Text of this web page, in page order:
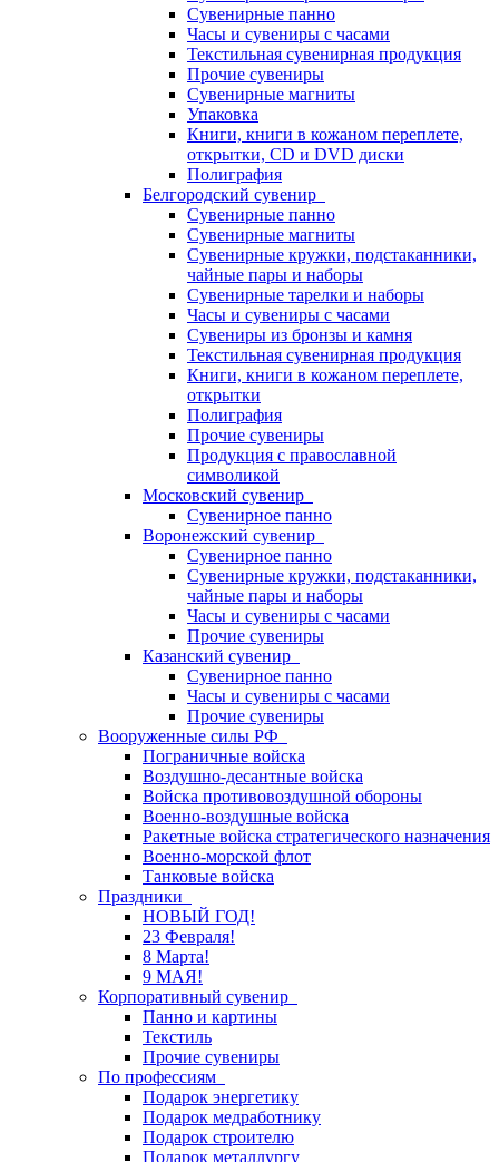
Сувенирные панно
Часы и сувениры с часами
Текстильная сувенирная продукция
Прочие сувениры
Сувенирные магниты
Упаковка
Книги, книги в кожаном переплете,
открытки, CD и DVD диски
Полиграфия
Белгородский сувенир
Сувенирные панно
Сувенирные магниты
Сувенирные кружки, подстаканники,
чайные пары и наборы
Сувенирные тарелки и наборы
Часы и сувениры с часами
Сувениры из бронзы и камня
Текстильная сувенирная продукция
Книги, книги в кожаном переплете,
открытки
Полиграфия
Прочие сувениры
Продукция с православной
символикой
Московский сувенир
Сувенирное панно
Воронежский сувенир
Сувенирное панно
Сувенирные кружки, подстаканники,
чайные пары и наборы
Часы и сувениры с часами
Прочие сувениры
Казанский сувенир
Сувенирное панно
Часы и сувениры с часами
Прочие сувениры
Вооруженные силы РФ
Пограничные войска
Воздушно-десантные войска
Войска противовоздушной обороны
Военно-воздушные войска
Ракетные войска стратегического назначения
Военно-морской флот
Танковые войска
Праздники
НОВЫЙ ГОД!
23 Февраля!
8 Марта!
9 МАЯ!
Корпоративный сувенир
Панно и картины
Текстиль
Прочие сувениры
По профессиям
Подарок энергетику
Подарок медработнику
Подарок строителю
Подарок металлургу